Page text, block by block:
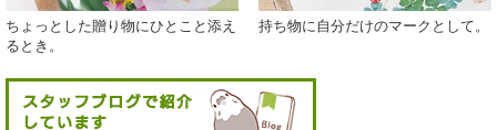
ちょっとした贈り物にひとこと添え
るとき。
持ち物に自分だけのマークとして。